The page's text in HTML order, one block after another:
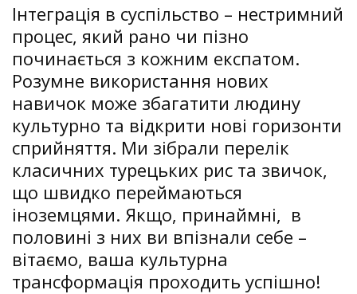
Інтеграція в суспільство – нестримний
процес, який рано чи пізно
починається з кожним експатом.
Розумне використання нових
навичок може збагатити людину
культурно та відкрити нові горизонти
сприйняття. Ми зібрали перелік
класичних турецьких рис та звичок,
що швидко переймаються
іноземцями. Якщо, принаймні, в
половині з них ви впізнали себе –
вітаємо, ваша культурна
трансформація проходить успішно!